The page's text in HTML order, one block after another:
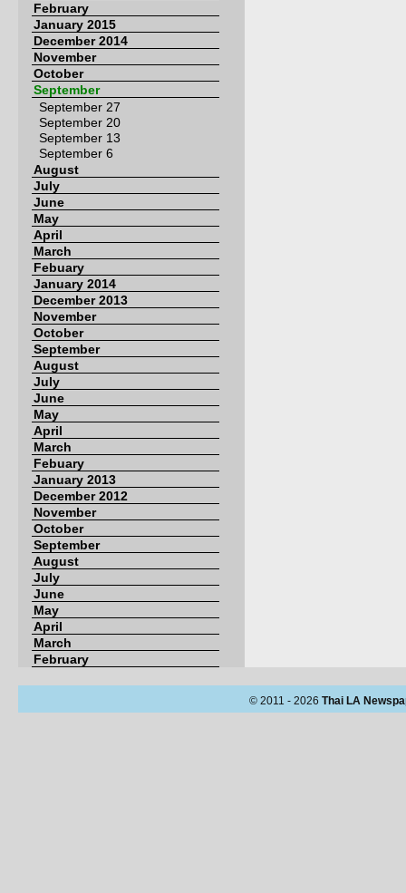
February
January 2015
December 2014
November
October
September
September 27
September 20
September 13
September 6
August
July
June
May
April
March
Febuary
January 2014
December 2013
November
October
September
August
July
June
May
April
March
Febuary
January 2013
December 2012
November
October
September
August
July
June
May
April
March
February
© 2011 - 2026 Thai LA